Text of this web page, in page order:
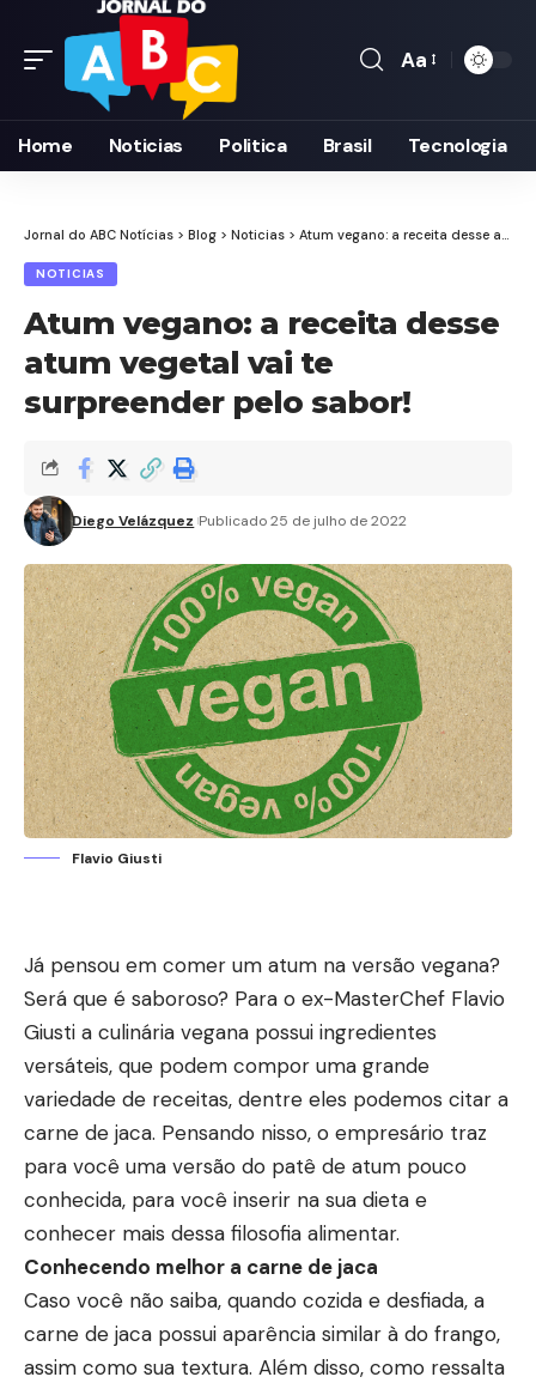
Font
Aa
Home Noticias Politica Brasil Tecnologia
Jornal do ABC Notícias > Blog > Noticias > Atum vegano: a receita desse atum vegetal vai te surpreender pelo sabor!
NOTICIAS
Atum vegano: a receita desse
atum vegetal vai te
surpreender pelo sabor!
Diego Velázquez Publicado 25 de julho de 2022
Flavio Giusti
Já pensou em comer um atum na versão vegana?
Será que é saboroso? Para o ex-MasterChef Flavio
Giusti a culinária vegana possui ingredientes
versáteis, que podem compor uma grande
variedade de receitas, dentre eles podemos citar a
carne de jaca. Pensando nisso, o empresário traz
para você uma versão do patê de atum pouco
conhecida, para você inserir na sua dieta e
conhecer mais dessa filosofia alimentar.
Conhecendo melhor a carne de jaca
Caso você não saiba, quando cozida e desfiada, a
carne de jaca possui aparência similar à do frango,
assim como sua textura. Além disso, como ressalta